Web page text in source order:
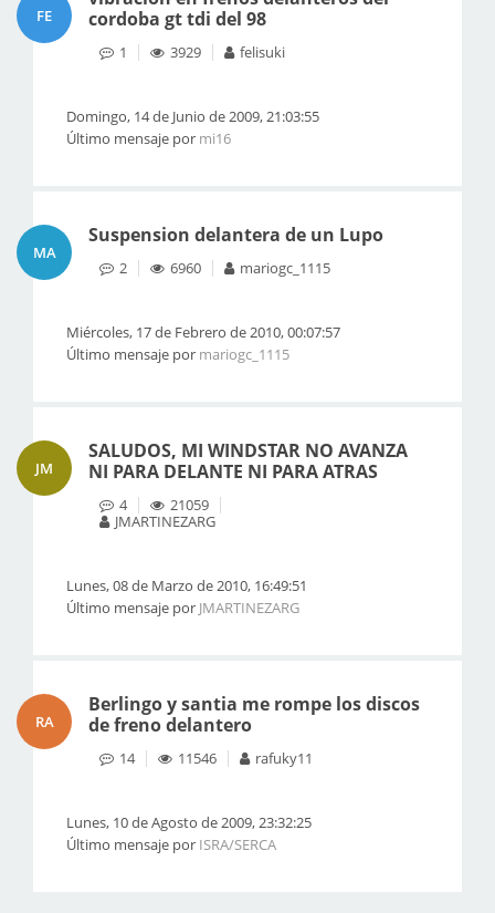
FE
cordoba gt tdi del 98
1 3929 felisuki
Domingo, 14 de Junio de 2009, 21:03:55
Último mensaje por mi16
MA
Suspension delantera de un Lupo
2 6960 mariogc_1115
Miércoles, 17 de Febrero de 2010, 00:07:57
Último mensaje por mariogc_1115
JM
SALUDOS, MI WINDSTAR NO AVANZA
NI PARA DELANTE NI PARA ATRAS
4
21059
JMARTINEZARG
Lunes, 08 de Marzo de 2010, 16:49:51
Último mensaje por JMARTINEZARG
RA
Berlingo y santia me rompe los discos
de freno delantero
14 11546 rafuky11
Lunes, 10 de Agosto de 2009, 23:32:25
Último mensaje por ISRA/SERCA